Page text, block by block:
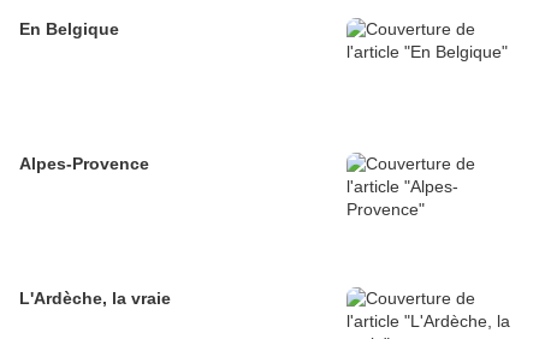
En Belgique
Alpes-Provence
L'Ardèche, la vraie